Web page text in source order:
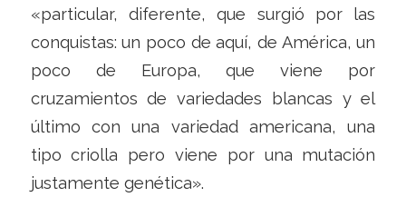
«particular, diferente, que surgió por las
conquistas: un poco de aquí, de América, un
poco de Europa, que viene por
cruzamientos de variedades blancas y el
último con una variedad americana, una
tipo criolla pero viene por una mutación
justamente genética».